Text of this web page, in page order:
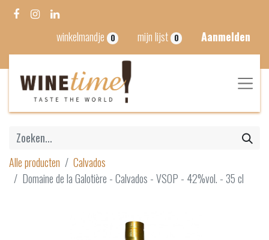
winkelmandje 0 mijn lijst 0 Aanmelden
Alle producten
Calvados
Domaine de la Galotière - Calvados - VSOP - 42%vol. - 35 cl